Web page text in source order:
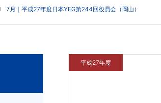
7月｜平成27年度日本YEG第244回役員会（岡山）
平成27年度